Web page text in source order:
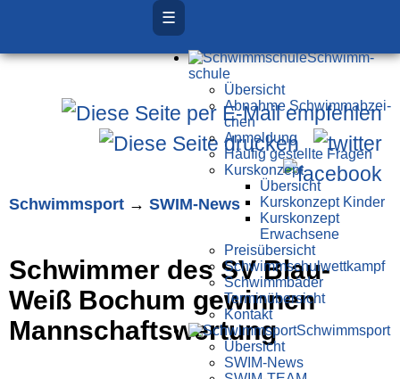
☰
Schwimm­
schule
Übersicht
Ab­nah­me Schwimm­ab­zei­
chen
Anmeldung
Häufig gestellte Fragen
Kurs­konzept
Übersicht
Kurskonzept Kinder
Kurskonzept
Erwachsene
Preis­über­sicht
Schwimm­schul­wett­kampf
Schwimm­bäder
Terminübersicht
Kontakt
Schwimm­sport
Übersicht
SWIM-News
Schwimm­sport → SWIM-News
Schwimmer des SV Blau-
Weiß Bochum gewinnen
Mannschaftswertung